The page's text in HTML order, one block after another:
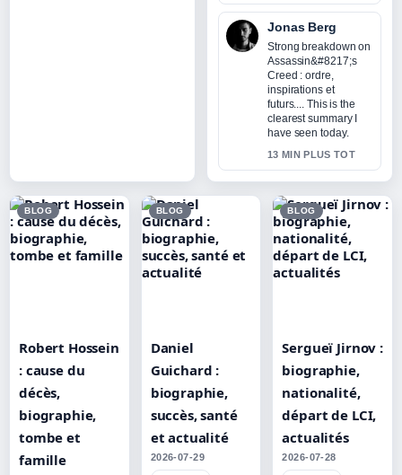
Jonas Berg
Strong breakdown on
Assassin&#8217;s
Creed : ordre,
inspirations et
futurs.... This is the
clearest summary I
have seen today.
13 MIN PLUS TOT
BLOG
Robert Hossein
: cause du
décès,
biographie,
tombe et
famille
BLOG
Daniel
Guichard :
biographie,
succès, santé
et actualité
2026-07-29
BLOG
Sergueï Jirnov :
biographie,
nationalité,
départ de LCI,
actualités
2026-07-28